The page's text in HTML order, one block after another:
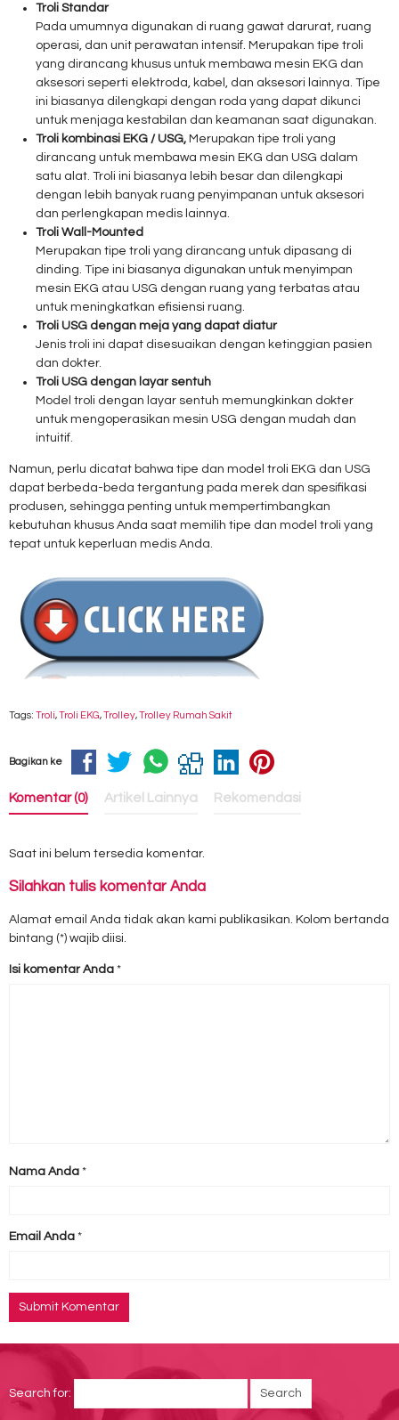
Troli Standar
Pada umumnya digunakan di ruang gawat darurat, ruang
operasi, dan unit perawatan intensif. Merupakan tipe troli
yang dirancang khusus untuk membawa mesin EKG dan
aksesori seperti elektroda, kabel, dan aksesori lainnya. Tipe
ini biasanya dilengkapi dengan roda yang dapat dikunci
untuk menjaga kestabilan dan keamanan saat digunakan.
Troli kombinasi EKG / USG, Merupakan tipe troli yang
dirancang untuk membawa mesin EKG dan USG dalam
satu alat. Troli ini biasanya lebih besar dan dilengkapi
dengan lebih banyak ruang penyimpanan untuk aksesori
dan perlengkapan medis lainnya.
Troli Wall-Mounted
Merupakan tipe troli yang dirancang untuk dipasang di
dinding. Tipe ini biasanya digunakan untuk menyimpan
mesin EKG atau USG dengan ruang yang terbatas atau
untuk meningkatkan efisiensi ruang.
Troli USG dengan meja yang dapat diatur
Jenis troli ini dapat disesuaikan dengan ketinggian pasien
dan dokter.
Troli USG dengan layar sentuh
Model troli dengan layar sentuh memungkinkan dokter
untuk mengoperasikan mesin USG dengan mudah dan
intuitif.
Namun, perlu dicatat bahwa tipe dan model troli EKG dan USG
dapat berbeda-beda tergantung pada merek dan spesifikasi
produsen, sehingga penting untuk mempertimbangkan
kebutuhan khusus Anda saat memilih tipe dan model troli yang
tepat untuk keperluan medis Anda.
Tags: Troli,Troli EKG,Trolley,Trolley Rumah Sakit
Bagikan ke
Komentar (0) Artikel Lainnya Rekomendasi
Saat ini belum tersedia komentar.
Silahkan tulis komentar Anda
Alamat email Anda tidak akan kami publikasikan. Kolom bertanda
bintang (*) wajib diisi.
Isi komentar Anda *
Nama Anda *
Email Anda *
Search for: